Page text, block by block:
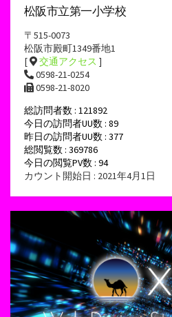
松阪市立第一小学校
〒515-0073
松阪市殿町1349番地1
[
交通アクセス ]
0598-21-0254
0598-21-8020
総訪問者数 : 121892
今日の訪問者UU数 : 89
昨日の訪問者UU数 : 377
総閲覧数 : 369786
今日の閲覧PV数 : 94
カウント開始日 : 2021年4月1日